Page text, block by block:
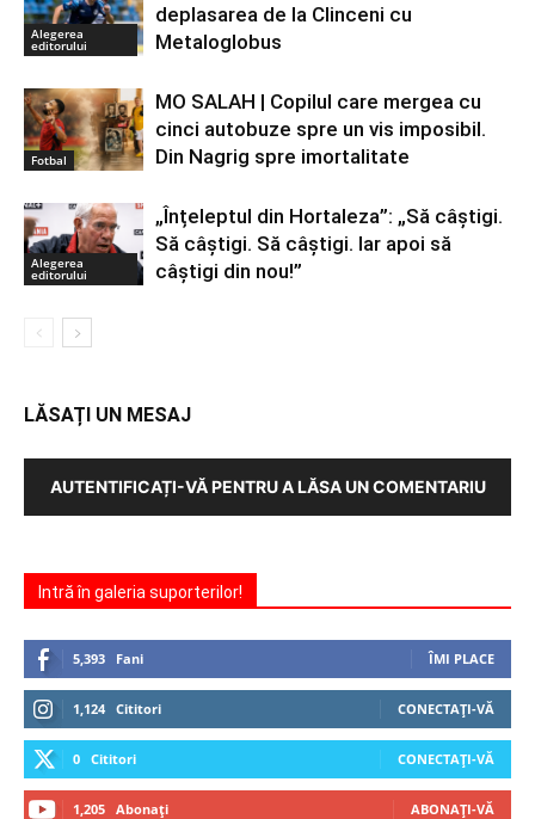
Alegerea
editorului
deplasarea de la Clinceni cu
Metaloglobus
Fotbal
MO SALAH | Copilul care mergea cu
cinci autobuze spre un vis imposibil.
Din Nagrig spre imortalitate
Alegerea
editorului
„Înțeleptul din Hortaleza”: „Să câștigi.
Să câștigi. Să câștigi. Iar apoi să
câștigi din nou!”
LĂSAȚI UN MESAJ
AUTENTIFICAȚI-VĂ PENTRU A LĂSA UN COMENTARIU
Intră în galeria suporterilor!
5,393 Fani ÎMI PLACE
1,124 Cititori CONECTAȚI-VĂ
0 Cititori CONECTAȚI-VĂ
1,205 Abonați ABONAȚI-VĂ